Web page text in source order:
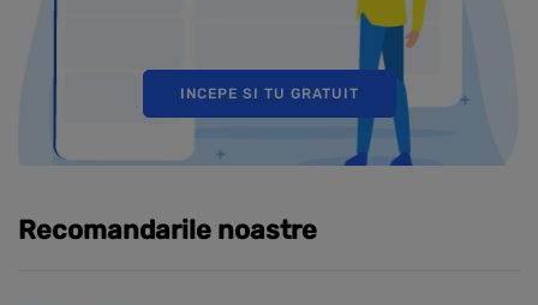
INCEPE SI TU GRATUIT
Recomandarile noastre